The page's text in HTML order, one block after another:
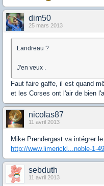
dim50
25 mars 2013
Landreau ?
J'en veux .
Faut faire gaffe, il est quand
et les Corses ont l'air de bien
nicolas87
11 avril 2013
Mike Prendergast va intégrer
http://www.limerickl...noble-1-
sebduth
11 avril 2013